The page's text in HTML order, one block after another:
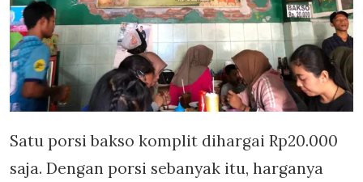
Satu porsi bakso komplit dihargai Rp20.000
saja. Dengan porsi sebanyak itu, harganya